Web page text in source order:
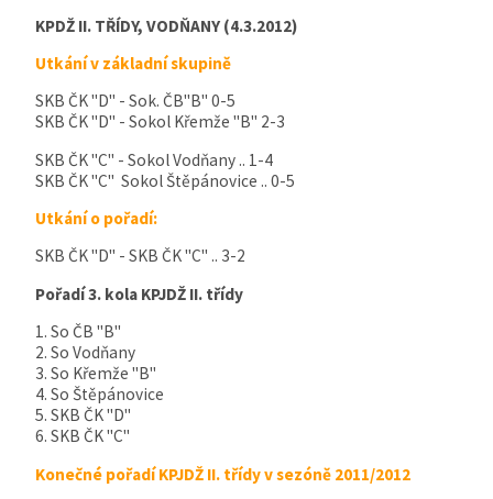
KPDŽ II. TŘÍDY, VODŇANY (4.3.2012)
Utkání v základní skupině
SKB ČK "D" - Sok. ČB"B" 0-5
SKB ČK "D" - Sokol Křemže "B" 2-3
SKB ČK "C" - Sokol Vodňany .. 1-4
SKB ČK "C" Sokol Štěpánovice .. 0-5
Utkání o pořadí:
SKB ČK "D" - SKB ČK "C" .. 3-2
Pořadí 3. kola KPJDŽ II. třídy
1. So ČB "B"
2. So Vodňany
3. So Křemže "B"
4. So Štěpánovice
5. SKB ČK "D"
6. SKB ČK "C"
Konečné pořadí KPJDŽ II. třídy v sezóně 2011/2012